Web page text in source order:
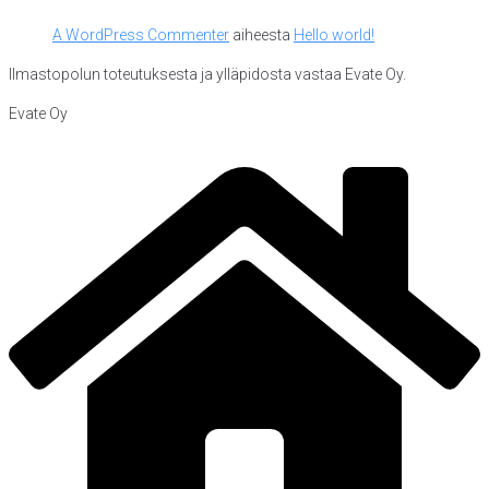
A WordPress Commenter aiheesta Hello world!
Ilmastopolun toteutuksesta ja ylläpidosta vastaa Evate Oy.
Evate Oy